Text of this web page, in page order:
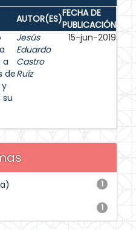
AUTOR(ES)FECHA DE
PUBLICACIÓN
a
de
y
Jesús
Eduardo
Castro
Ruíz
15-jun-2019
1
1